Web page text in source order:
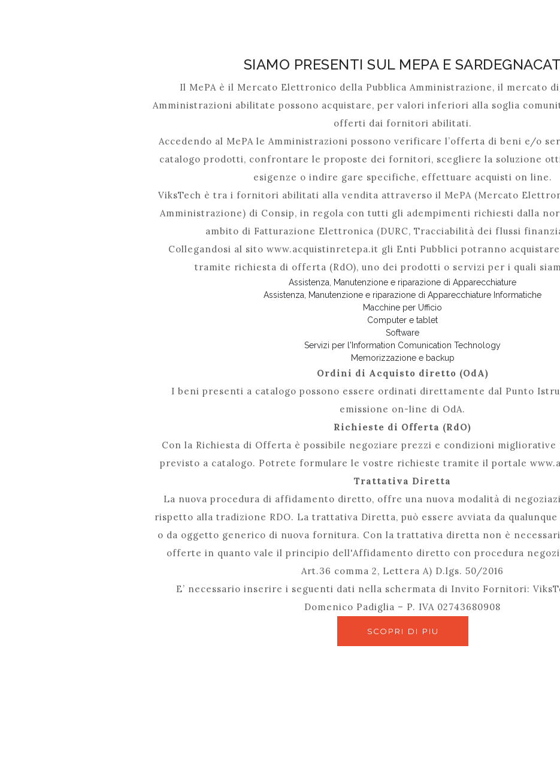
SIAMO PRESENTI SUL MEPA E SARDEGNACAT
Il MePA è il Mercato Elettronico della Pubblica Amministrazione, il mercato
Amministrazioni abilitate possono acquistare, per valori inferiori alla soglia
offerti dai fornitori abilitati.
Accedendo al MePA le Amministrazioni possono verificare l’offerta di beni e/o
catalogo prodotti, confrontare le proposte dei fornitori, scegliere la soluzione
esigenze o indire gare specifiche, effettuare acquisti on line.
ViksTech è tra i fornitori abilitati alla vendita attraverso il MePA (Mercato
Amministrazione) di Consip, in regola con tutti gli adempimenti richiesti dalla
ambito di Fatturazione Elettronica (DURC, Tracciabilità dei flussi
Collegandosi al sito www.acquistinretepa.it gli Enti Pubblici potranno
tramite richiesta di offerta (RdO), uno dei prodotti o servizi per i quali
Assistenza, Manutenzione e riparazione di Apparecchiature
Assistenza, Manutenzione e riparazione di Apparecchiature Informatiche
Macchine per Ufficio
Computer e tablet
Software
Servizi per l'Information Comunication Technology
Memorizzazione e backup
Ordini di Acquisto diretto (OdA)
I beni presenti a catalogo possono essere ordinati direttamente dal Punto
emissione on-line di OdA.
Richieste di Offerta (RdO)
Con la Richiesta di Offerta è possibile negoziare prezzi e condizioni migliorative
previsto a catalogo. Potrete formulare le vostre richieste tramite il portale
Trattativa Diretta
La nuova procedura di affidamento diretto, offre una nuova modalità di
rispetto alla tradizione RDO. La trattativa Diretta, può essere avviata da
o da oggetto generico di nuova fornitura. Con la trattativa diretta non è
offerte in quanto vale il principio dell'Affidamento diretto con procedura
Art.36 comma 2, Lettera A) D.lgs. 50/2016
E’ necessario inserire i seguenti dati nella schermata di Invito Fornitori:
Domenico Padiglia – P. IVA 02743680908
SCOPRI DI PIU